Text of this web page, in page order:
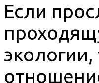
Если